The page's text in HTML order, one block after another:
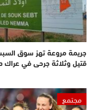
جريمة مروعة تهز سوق
قتيل وثلاثة جرحى في عراك
مجتمع